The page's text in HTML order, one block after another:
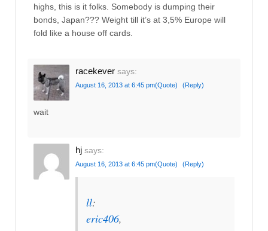
highs, this is it folks. Somebody is dumping their
bonds, Japan??? Weight till it’s at 3,5% Europe will
fold like a house off cards.
racekever says:
August 16, 2013 at 6:45 pm(Quote) (Reply)
wait
hj says:
August 16, 2013 at 6:45 pm(Quote) (Reply)
ll:
eric406,